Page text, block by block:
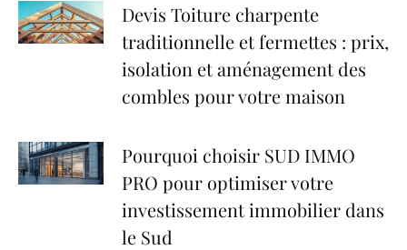
Devis Toiture charpente
traditionnelle et fermettes : prix,
isolation et aménagement des
combles pour votre maison
Pourquoi choisir SUD IMMO
PRO pour optimiser votre
investissement immobilier dans
le Sud